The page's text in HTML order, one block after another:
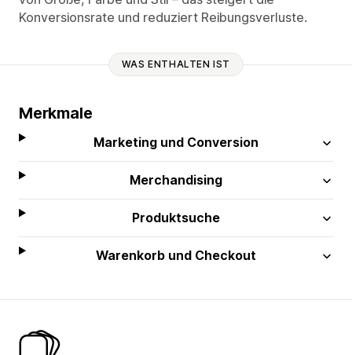
Konversionsrate und reduziert Reibungsverluste.
WAS ENTHALTEN IST
Merkmale
Marketing und Conversion
Merchandising
Produktsuche
Warenkorb und Checkout